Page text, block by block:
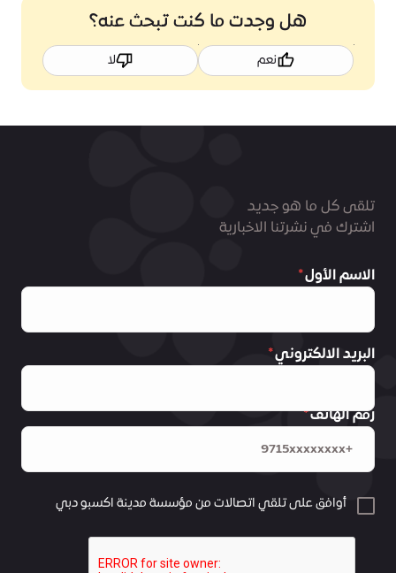
هل وجدت ما كنت تبحث عنه؟
نعم لا
تلقى كل ما هو جديد
اشترك في نشرتنا الاخبارية
الاسم الأول
البريد الالكتروني
رقم الهاتف
أوافق على تلقي اتصالات من مؤسسة مدينة اكسبو دبي